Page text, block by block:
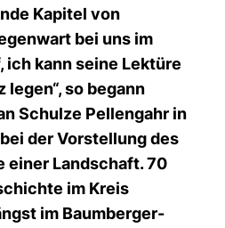
Kapitel von
bei uns im
ich kann seine Lektüre
legen“, so begann
Schulze Pellengahr in
der Vorstellung des
einer Landschaft. 70
im Kreis
im Baumberger-